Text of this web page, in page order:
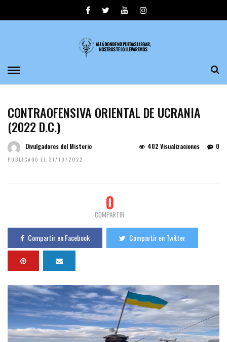
CONTRAOFENSIVA ORIENTAL DE UCRANIA
(2022 D.C.)
Divulgadores del Misterio
PUBLICADO EL 31/10/2022
0
402 Visualizaciones
0
COMPARTIR
Compartir en Facebook Compartir en Twitter